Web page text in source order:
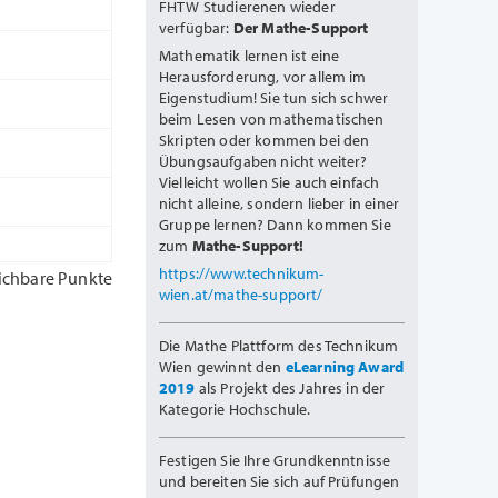
Punkte
FHTW Studierenen wieder
verfügbar: Der Mathe-Support
Mathematik lernen ist eine
Herausforderung, vor allem im
Eigenstudium! Sie tun sich schwer
beim Lesen von mathematischen
Skripten oder kommen bei den
Übungsaufgaben nicht weiter?
Vielleicht wollen Sie auch einfach
nicht alleine, sondern lieber in einer
Gruppe lernen? Dann kommen Sie
zum Mathe-Support!
https://www.technikum-
wien.at/mathe-support/
Die Mathe Plattform des Technikum
Wien gewinnt den eLearning Award
2019 als Projekt des Jahres in der
Kategorie Hochschule.
Festigen Sie Ihre Grundkenntnisse
und bereiten Sie sich auf Prüfungen